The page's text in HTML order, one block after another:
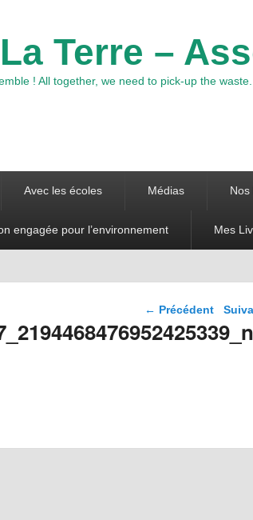
Terre –
! All together, we need to pick-up the waste.
Avec les écoles Médias Nos
engagée pour l’environnement Mes
Navigation
← Précédent